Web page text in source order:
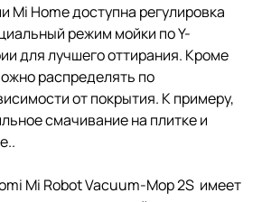
Mi Home доступна регулировка
режим мойки по Y-
для лучшего оттирания. Кроме
распределять по
от покрытия. К примеру,
смачивание на плитке и
Mi Robot Vacuum-Mop 2S имеет